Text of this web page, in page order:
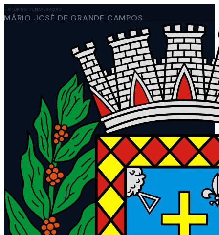
HISTÓRICO DE NAVEGAÇÃO
MÁRIO JOSÉ DE GRANDE CAMPOS